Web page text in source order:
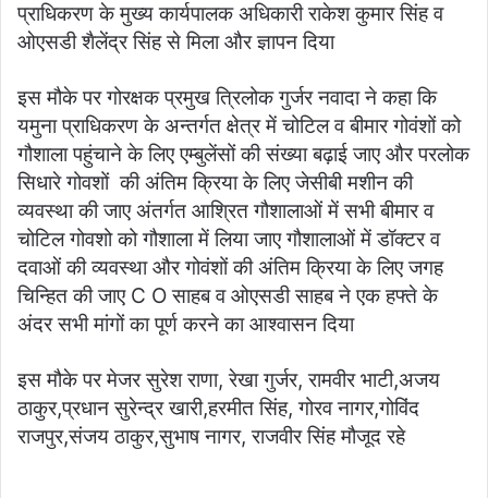
प्राधिकरण के मुख्य कार्यपालक अधिकारी राकेश कुमार सिंह व
ओएसडी शैलेंद्र सिंह से मिला और ज्ञापन दिया
इस मौके पर गोरक्षक प्रमुख त्रिलोक गुर्जर नवादा ने कहा कि
यमुना प्राधिकरण के अन्तर्गत क्षेत्र में चोटिल व बीमार गोवंशों को
गौशाला पहुंचाने के लिए एम्बुलेंसों की संख्या बढ़ाई जाए और परलोक
सिधारे गोवशों की अंतिम क्रिया के लिए जेसीबी मशीन की
व्यवस्था की जाए अंतर्गत आश्रित गौशालाओं में सभी बीमार व
चोटिल गोवशो को गौशाला में लिया जाए गौशालाओं में डॉक्टर व
दवाओं की व्यवस्था और गोवंशों की अंतिम क्रिया के लिए जगह
चिन्हित की जाए C O साहब व ओएसडी साहब ने एक हफ्ते के
अंदर सभी मांगों का पूर्ण करने का आश्वासन दिया
इस मौके पर मेजर सुरेश राणा, रेखा गुर्जर, रामवीर भाटी,अजय
ठाकुर,प्रधान सुरेन्द्र खारी,हरमीत सिंह, गोरव नागर,गोविंद
राजपुर,संजय ठाकुर,सुभाष नागर, राजवीर सिंह मौजूद रहे